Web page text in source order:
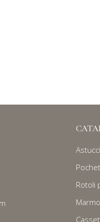
Rotoli